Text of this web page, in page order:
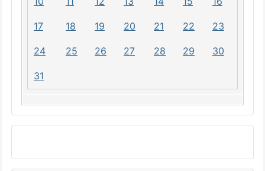
17 18 19 20 21 22 23
24 25 26 27 28 29 30
31